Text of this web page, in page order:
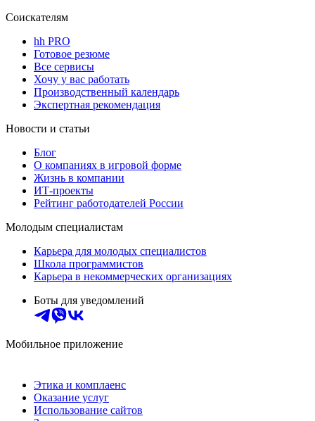
Соискателям
hh PRO
Готовое резюме
Все сервисы
Хочу у вас работать
Производственный календарь
Экспертная рекомендация
Новости и статьи
Блог
О компаниях в игровой форме
Жизнь в компании
ИТ-проекты
Рейтинг работодателей России
Молодым специалистам
Карьера для молодых специалистов
Школа программистов
Карьера в некоммерческих организациях
Боты для уведомлений
Мобильное приложение
Этика и комплаенс
Оказание услуг
Использование сайтов